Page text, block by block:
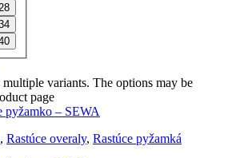
variants. The options may be
page
, Rastúce overaly, Rastúce pyžamká